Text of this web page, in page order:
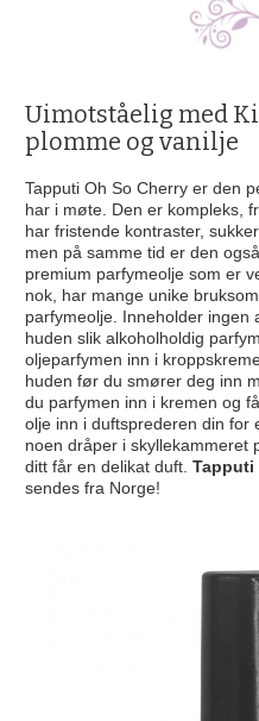
favoritt,
uimotståelig
nesten
Uimotståelig med
plomme og vanilje
Tapputi Oh So Cherry er den
har i møte. Den er kompleks,
har fristende kontraster,
men på samme tid er den
premium parfymeolje som er
nok, har mange unike
parfymeolje. Inneholder ingen
huden slik alkoholholdig
oljeparfymen inn i
huden før du smører deg inn
du parfymen inn i kremen og
olje inn i duftsprederen din for
noen dråper i skyllekammeret
ditt får en delikat duft. Tapputi
sendes fra Norge!